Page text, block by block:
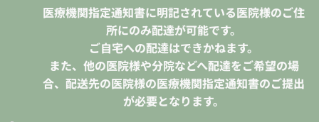
医療機関指定通知書に明記されている医院様のご住
所にのみ配達が可能です。
ご自宅への配達はできかねます。
また、他の医院様や分院などへ配達をご希望の場
合、配送先の医院様の医療機関指定通知書のご提出
が必要となります。